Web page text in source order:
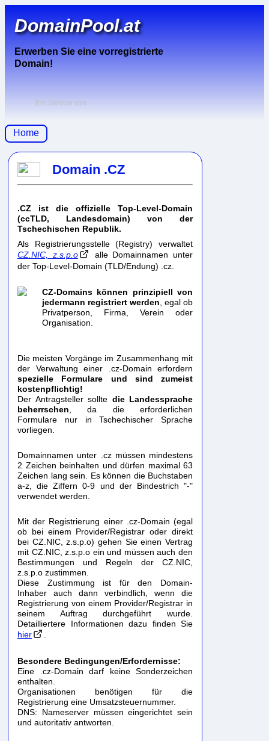
DomainPool.at
Erwerben Sie eine vorregistrierte
Domain!
Ein Service von
Home
Domain .CZ
.CZ ist die offizielle Top-Level-Domain
(ccTLD, Landesdomain) von der
Tschechischen Republik.
Als Registrierungsstelle (Registry) verwaltet
CZ.NIC, z.s.p.o
alle Domainnamen unter
der Top-Level-Domain (TLD/Endung) .cz.
CZ-Domains können prinzipiell von
jedermann registriert werden , egal ob
Privatperson, Firma, Verein oder
Organisation.
Die meisten Vorgänge im Zusammenhang mit
der Verwaltung einer .cz-Domain erfordern
spezielle Formulare und sind zumeist
kostenpflichtig!
Der Antragsteller sollte die Landessprache
beherrschen , da die erforderlichen
Formulare nur in Tschechischer Sprache
vorliegen.
Domainnamen unter .cz müssen mindestens
2 Zeichen beinhalten und dürfen maximal 63
Zeichen lang sein. Es können die Buchstaben
a-z, die Ziffern 0-9 und der Bindestrich "-"
verwendet werden.
Mit der Registrierung einer .cz-Domain (egal
ob bei einem Provider/Registrar oder direkt
bei CZ.NIC, z.s.p.o) gehen Sie einen Vertrag
mit CZ.NIC, z.s.p.o ein und müssen auch den
Bestimmungen und Regeln der CZ.NIC,
z.s.p.o zustimmen.
Diese Zustimmung ist für den Domain-
Inhaber auch dann verbindlich, wenn die
Registrierung von einem Provider/Registrar in
seinem Auftrag durchgeführt wurde.
Detailliertere Informationen dazu finden Sie
hier
Besondere Bedingungen/Erfordernisse:
Eine .cz-Domain darf keine Sonderzeichen
enthalten.
Organisationen benötigen für die
Registrierung eine Umsatzsteuernummer.
DNS: Nameserver müssen eingerichtet sein
und autoritativ antworten.